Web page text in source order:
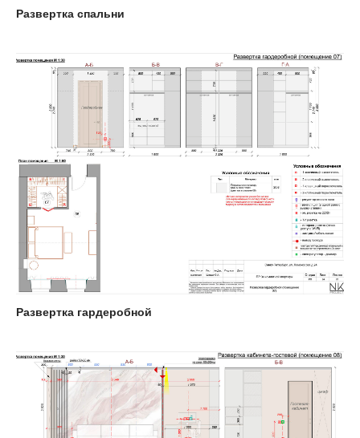
Развертка спальни
Развертка гардеробной